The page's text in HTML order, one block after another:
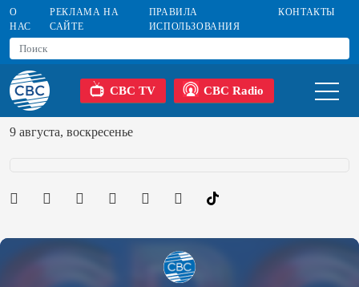
О
НАС
РЕКЛАМА НА
САЙТЕ
ПРАВИЛА
ИСПОЛЬЗОВАНИЯ
КОНТАКТЫ
CBC TV CBC Radio
9 августа, воскресенье